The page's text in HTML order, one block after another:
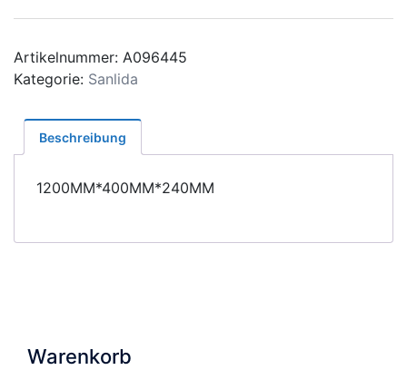
CASE
Menge
Artikelnummer: A096445
Kategorie: Sanlida
Beschreibung
1200MM*400MM*240MM
Warenkorb